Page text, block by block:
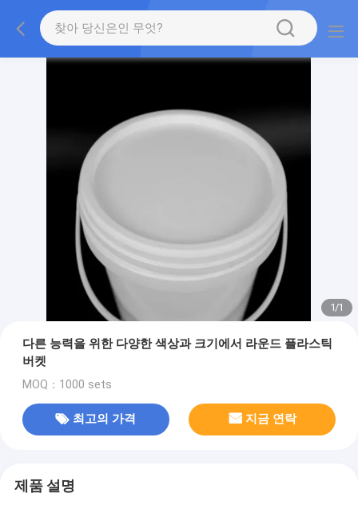
1/1
다른 능력을 위한 다양한 색상과 크기에서 라운드 플라스틱
버켓
MOQ：1000 sets
최고의 가격 지금 연락
제품 설명